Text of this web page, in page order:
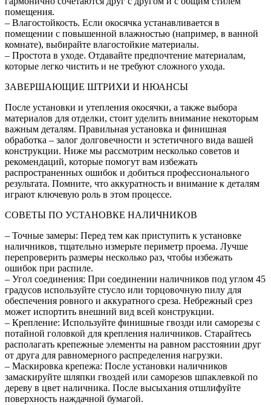
помещения.
– Влагостойкость. Если окосячка устанавливается в
помещении с повышенной влажностью (например, в ванной
комнате), выбирайте влагостойкие материалы.
– Простота в уходе. Отдавайте предпочтение материалам,
которые легко чистить и не требуют сложного ухода.
ЗАВЕРШАЮЩИЕ ШТРИХИ И НЮАНСЫ
После установки и утепления окосячки, а также выбора
материалов для отделки, стоит уделить внимание некоторым
важным деталям. Правильная установка и финишная
обработка – залог долговечности и эстетичного вида вашей
конструкции. Ниже мы рассмотрим несколько советов и
рекомендаций, которые помогут вам избежать
распространенных ошибок и добиться профессионального
результата. Помните, что аккуратность и внимание к деталям
играют ключевую роль в этом процессе.
СОВЕТЫ ПО УСТАНОВКЕ НАЛИЧНИКОВ
– Точные замеры: Перед тем как приступить к установке
наличников, тщательно измерьте периметр проема. Лучше
перепроверить размеры несколько раз, чтобы избежать
ошибок при распиле.
– Угол соединения: При соединении наличников под углом 45
градусов используйте стусло или торцовочную пилу для
обеспечения ровного и аккуратного среза. Небрежный срез
может испортить внешний вид всей конструкции.
– Крепление: Используйте финишные гвозди или саморезы с
потайной головкой для крепления наличников. Старайтесь
располагать крепежные элементы на равном расстоянии друг
от друга для равномерного распределения нагрузки.
– Маскировка крепежа: После установки наличников
замаскируйте шляпки гвоздей или саморезов шпаклевкой по
дереву в цвет наличника. После высыхания отшлифуйте
поверхность наждачной бумагой.